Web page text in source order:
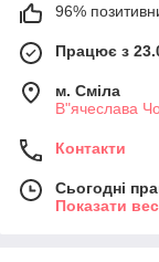
96%
Працює з
м. Сміла
В"ячеслава
Контакти
Сьогодні
Показати